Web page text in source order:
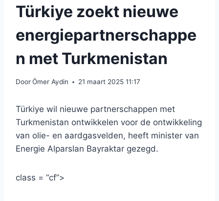
Türkiye zoekt nieuwe
energiepartnerschappe
n met Turkmenistan
DoorÖmer Aydin 21 maart 2025 11:17
Türkiye wil nieuwe partnerschappen met
Turkmenistan ontwikkelen voor de ontwikkeling
van olie- en aardgasvelden, heeft minister van
Energie Alparslan Bayraktar gezegd.
class = “cf”>